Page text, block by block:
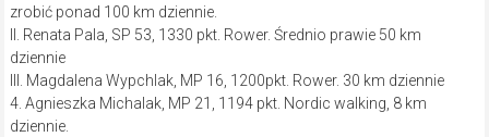
zrobić ponad 100 km dziennie.
II. Renata Pala, SP 53, 1330 pkt. Rower. Średnio prawie 50 km
dziennie
III. Magdalena Wypchlak, MP 16, 1200pkt. Rower. 30 km dziennie
4. Agnieszka Michalak, MP 21, 1194 pkt. Nordic walking, 8 km
dziennie.